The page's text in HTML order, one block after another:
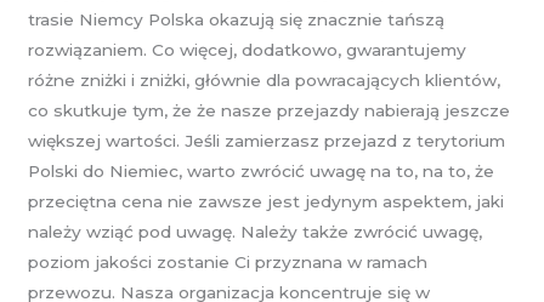
trasie Niemcy Polska okazują się znacznie tańszą
rozwiązaniem. Co więcej, dodatkowo, gwarantujemy
różne zniżki i zniżki, głównie dla powracających klientów,
co skutkuje tym, że że nasze przejazdy nabierają jeszcze
większej wartości. Jeśli zamierzasz przejazd z terytorium
Polski do Niemiec, warto zwrócić uwagę na to, na to, że
przeciętna cena nie zawsze jest jedynym aspektem, jaki
należy wziąć pod uwagę. Należy także zwrócić uwagę,
poziom jakości zostanie Ci przyznana w ramach
przewozu. Nasza organizacja koncentruje się w